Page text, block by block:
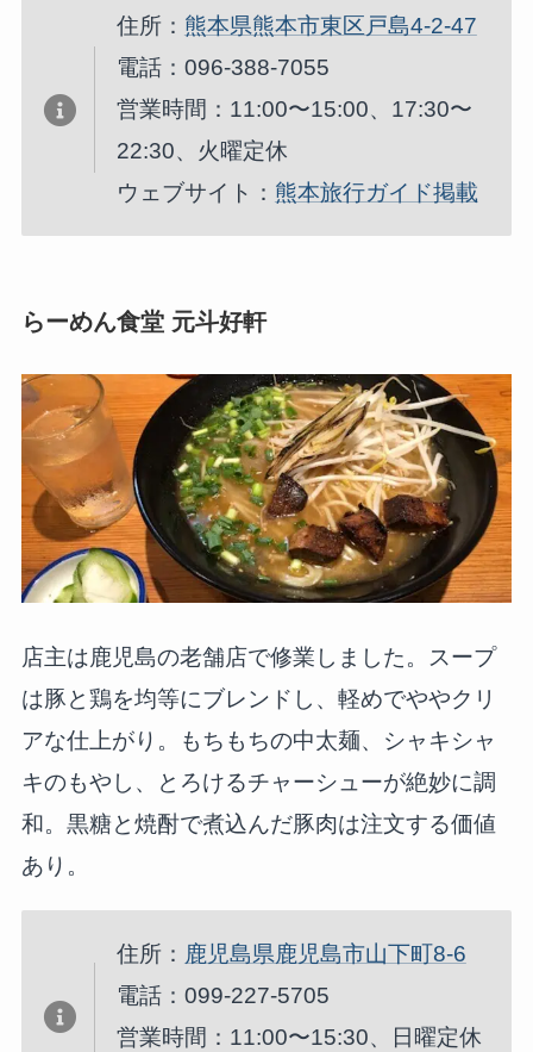
住所： 熊本県熊本市東区戸島4-2-47
電話：096-388-7055
営業時間：11:00〜15:00、17:30〜
22:30、火曜定休
ウェブサイト： 熊本旅行ガイド掲載
らーめん食堂 元斗好軒
店主は鹿児島の老舗店で修業しました。スープ
は豚と鶏を均等にブレンドし、軽めでややクリ
アな仕上がり。もちもちの中太麺、シャキシャ
キのもやし、とろけるチャーシューが絶妙に調
和。黒糖と焼酎で煮込んだ豚肉は注文する価値
あり。
住所： 鹿児島県鹿児島市山下町8-6
電話：099-227-5705
営業時間：11:00〜15:30、日曜定休